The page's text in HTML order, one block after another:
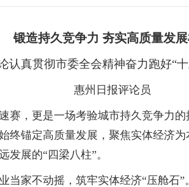
锻造持久竞争力 夯实高质量发
真贯彻市委全会精神奋力跑好“十
惠州日报评论员
赛，更是一场考验城市持久竞争力
终锚定高质量发展，聚焦实体经济
展的“四梁八柱”。
家不动摇，筑牢实体经济“压舱石”